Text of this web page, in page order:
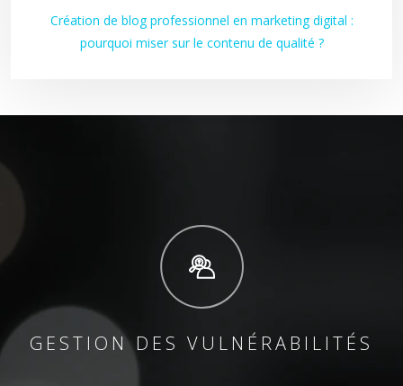
Création de blog professionnel en marketing digital :
pourquoi miser sur le contenu de qualité ?
GESTION DES VULNÉRABILITÉS